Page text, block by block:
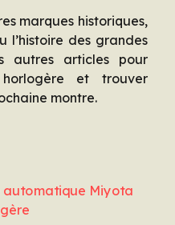
marques historiques,
l’histoire des grandes
autres articles pour
et trouver
montre.